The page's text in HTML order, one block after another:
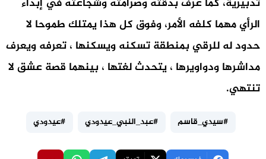
تدبيرية، كما عرف بدقته وصرامته وشجاعته في إبداء
الرأي مهما كلفه الأمر، وفوق كل هذا يمتلك طموحا لا
حدود له للرقي بمنطقة تسكنه ويسكنها ، تعرفه ويعرف
مداشرها ودواويرها ، يتحدث لغتها ، بينهما قصة عشق لا
تنتهي.
#سيدي_قاسم #عبد_النبي_عيدودي #عيدودي